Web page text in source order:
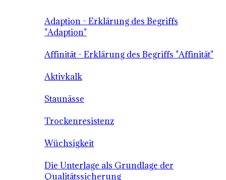
Adaption - Erklärung des Begriffs
"Adaption"
Affinität - Erklärung des Begriffs "Affinität"
Aktivkalk
Staunässe
Trockenresistenz
Wüchsigkeit
Die Unterlage als Grundlage der
Qualitätssicherung